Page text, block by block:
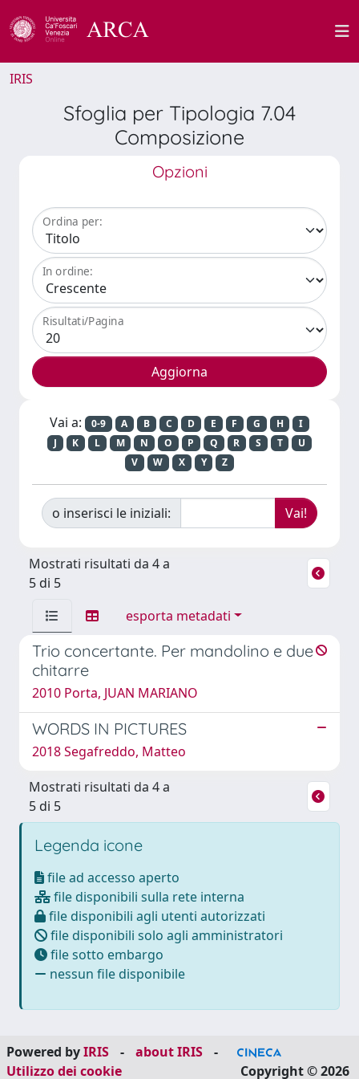
IRIS
Sfoglia per Tipologia 7.04
Composizione
Opzioni
Ordina per:
In ordine:
Risultati/Pagina
Vai a: 0-9 A B C D E F G H
I
J
K L M N O P Q R S T
U
V
W X Y Z
o inserisci le iniziali:
Mostrati risultati da 4 a
5 di 5
esporta metadati
Trio concertante. Per mandolino e due
chitarre
2010 Porta, JUAN MARIANO
WORDS IN PICTURES
2018 Segafreddo, Matteo
Mostrati risultati da 4 a
5 di 5
Legenda icone
file ad accesso aperto
file disponibili sulla rete interna
file disponibili agli utenti autorizzati
file disponibili solo agli amministratori
file sotto embargo
nessun file disponibile
Powered byIRIS - about IRIS
-
Utilizzo dei cookie
Copyright © 2026